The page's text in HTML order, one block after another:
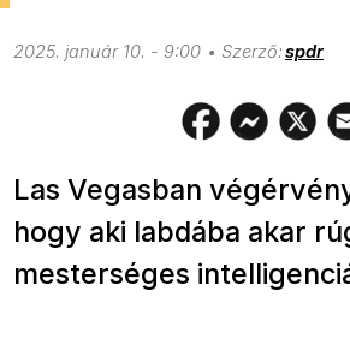
2025. január 10. - 9:00 spdr
Las Vegasban
hogy aki labdába akar
mesterséges